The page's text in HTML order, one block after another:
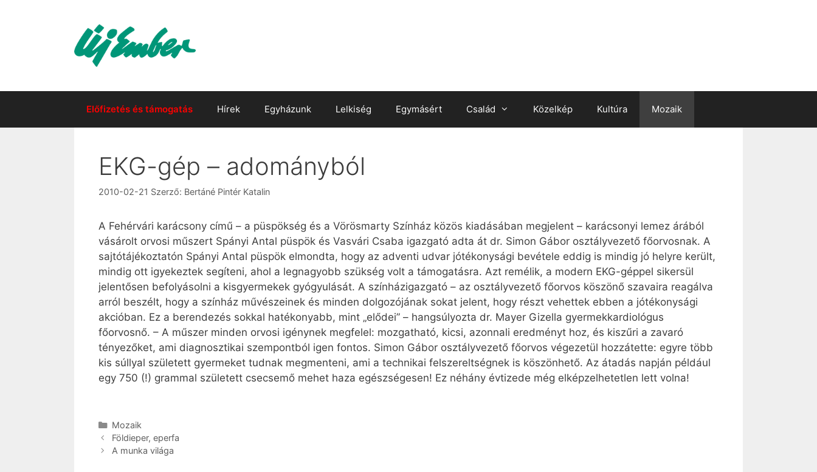
Előfizetés és támogatás Hírek Egyházunk Lelkiség Egymásért Család Közelkép Kultúra Mozaik
EKG-gép – adományból
2010-02-21 Szerző: Bertáné Pintér Katalin
A Fehérvári karácsony című – a püspökség és a Vörösmarty Színház közös kiadásában megjelent – karácsonyi lemez árából
vásárolt orvosi műszert Spányi Antal püspök és Vasvári Csaba igazgató adta át dr. Simon Gábor osztályvezető főorvosnak. A
sajtótájékoztatón Spányi Antal püspök elmondta, hogy az adventi udvar jótékonysági bevétele eddig is mindig jó helyre került,
mindig ott igyekeztek segíteni, ahol a legnagyobb szükség volt a támogatásra. Azt remélik, a modern EKG-géppel sikersül
jelentősen befolyásolni a kisgyermekek gyógyulását. A színházigazgató – az osztályvezető főorvos köszönő szavaira reagálva
arról beszélt, hogy a színház művészeinek és minden dolgozójának sokat jelent, hogy részt vehettek ebben a jótékonysági
akcióban. Ez a berendezés sokkal hatékonyabb, mint „elődei” – hangsúlyozta dr. Mayer Gizella gyermekkardiológus
főorvosnő. – A műszer minden orvosi igénynek megfelel: mozgatható, kicsi, azonnali eredményt hoz, és kiszűri a zavaró
tényezőket, ami diagnosztikai szempontból igen fontos. Simon Gábor osztályvezető főorvos végezetül hozzátette: egyre több
kis súllyal született gyermeket tudnak megmenteni, ami a technikai felszereltségnek is köszönhető. Az átadás napján például
egy 750 (!) grammal született csecsemő mehet haza egészségesen! Ez néhány évtizede még elképzelhetetlen lett volna!
Kategória
Mozaik
Földieper, eperfa
A munka világa